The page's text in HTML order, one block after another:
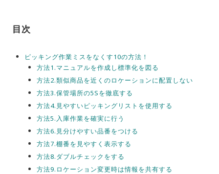
目次
ピッキング作業ミスをなくす10の方法！
方法1.マニュアルを作成し標準化を図る
方法2.類似商品を近くのロケーションに配置しない
方法3.保管場所の5Sを徹底する
方法4.見やすいピッキングリストを使用する
方法5.入庫作業を確実に行う
方法6.見分けやすい品番をつける
方法7.棚番を見やすく表示する
方法8.ダブルチェックをする
方法9.ロケーション変更時は情報を共有する